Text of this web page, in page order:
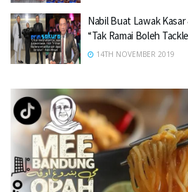
Nabil Buat Lawak
“Tak Ramai Boleh
14TH NOVEMBER 2019